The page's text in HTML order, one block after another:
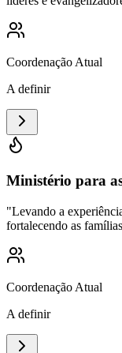
Coordenação Atual
A definir
Ministério para
"Levando a
fortalecendo as
Coordenação Atual
A definir